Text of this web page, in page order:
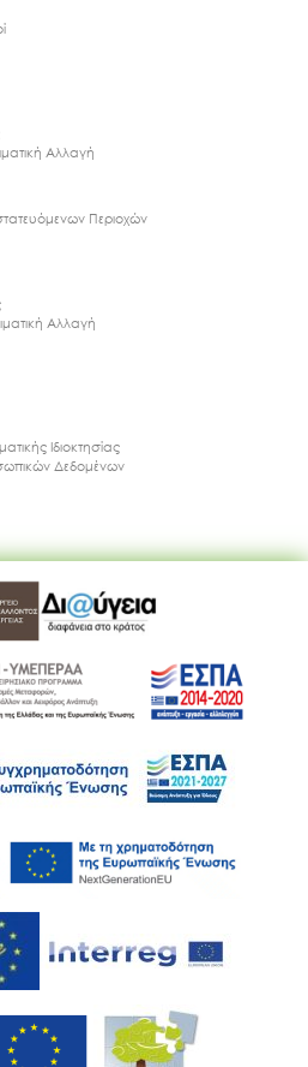
Αλλαγή
Περιοχών
Αλλαγή
Ιδιοκτησίας
Δεδομένων